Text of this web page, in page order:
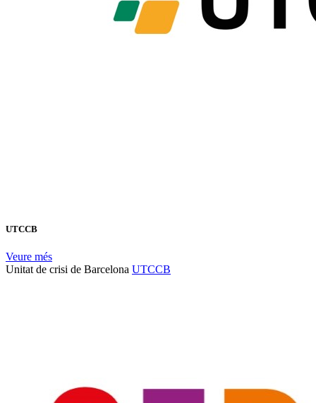
UTCCB
Veure més
Unitat de crisi de Barcelona UTCCB